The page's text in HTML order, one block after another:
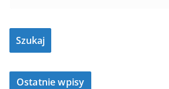
Ostatnie wpisy